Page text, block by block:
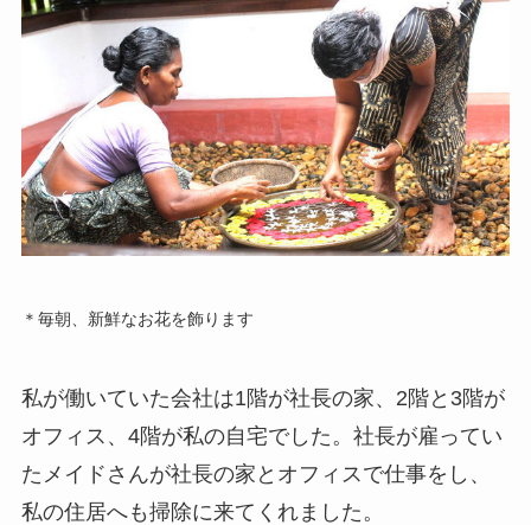
＊毎朝、新鮮なお花を飾ります
私が働いていた会社は1階が社長の家、2階と3階が
オフィス、4階が私の自宅でした。社長が雇ってい
たメイドさんが社長の家とオフィスで仕事をし、
私の住居へも掃除に来てくれました。